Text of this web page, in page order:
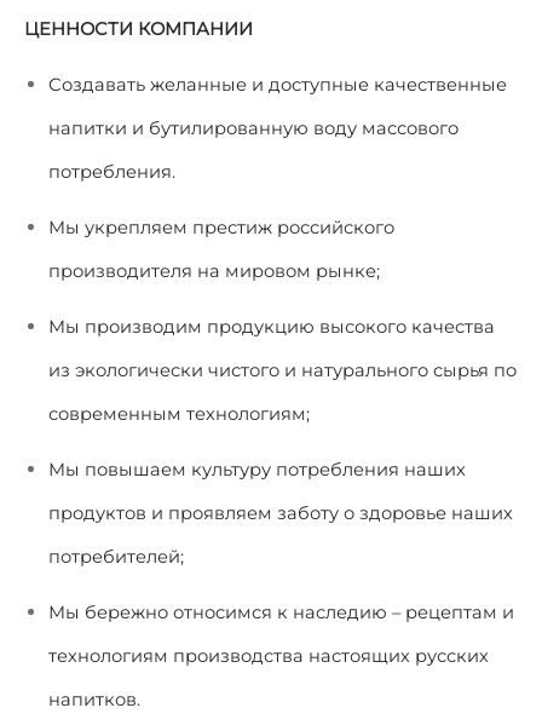
ЦЕННОСТИ КОМПАНИИ
Создавать желанные и доступные качественные
напитки и бутилированную воду массового
потребления.
Мы укрепляем престиж российского
производителя на мировом рынке;
Мы производим продукцию высокого качества
из экологически чистого и натурального сырья по
современным технологиям;
Мы повышаем культуру потребления наших
продуктов и проявляем заботу о здоровье наших
потребителей;
Мы бережно относимся к наследию – рецептам и
технологиям производства настоящих русских
напитков.